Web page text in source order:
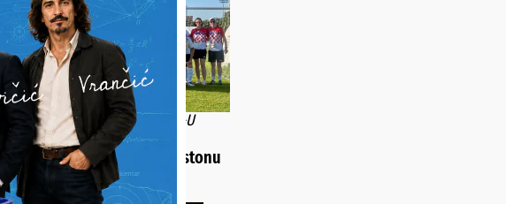
POVIJESNI USPJEH U SAD-U
Koprivničanci osvojili
svjetsko srebro u Houstonu